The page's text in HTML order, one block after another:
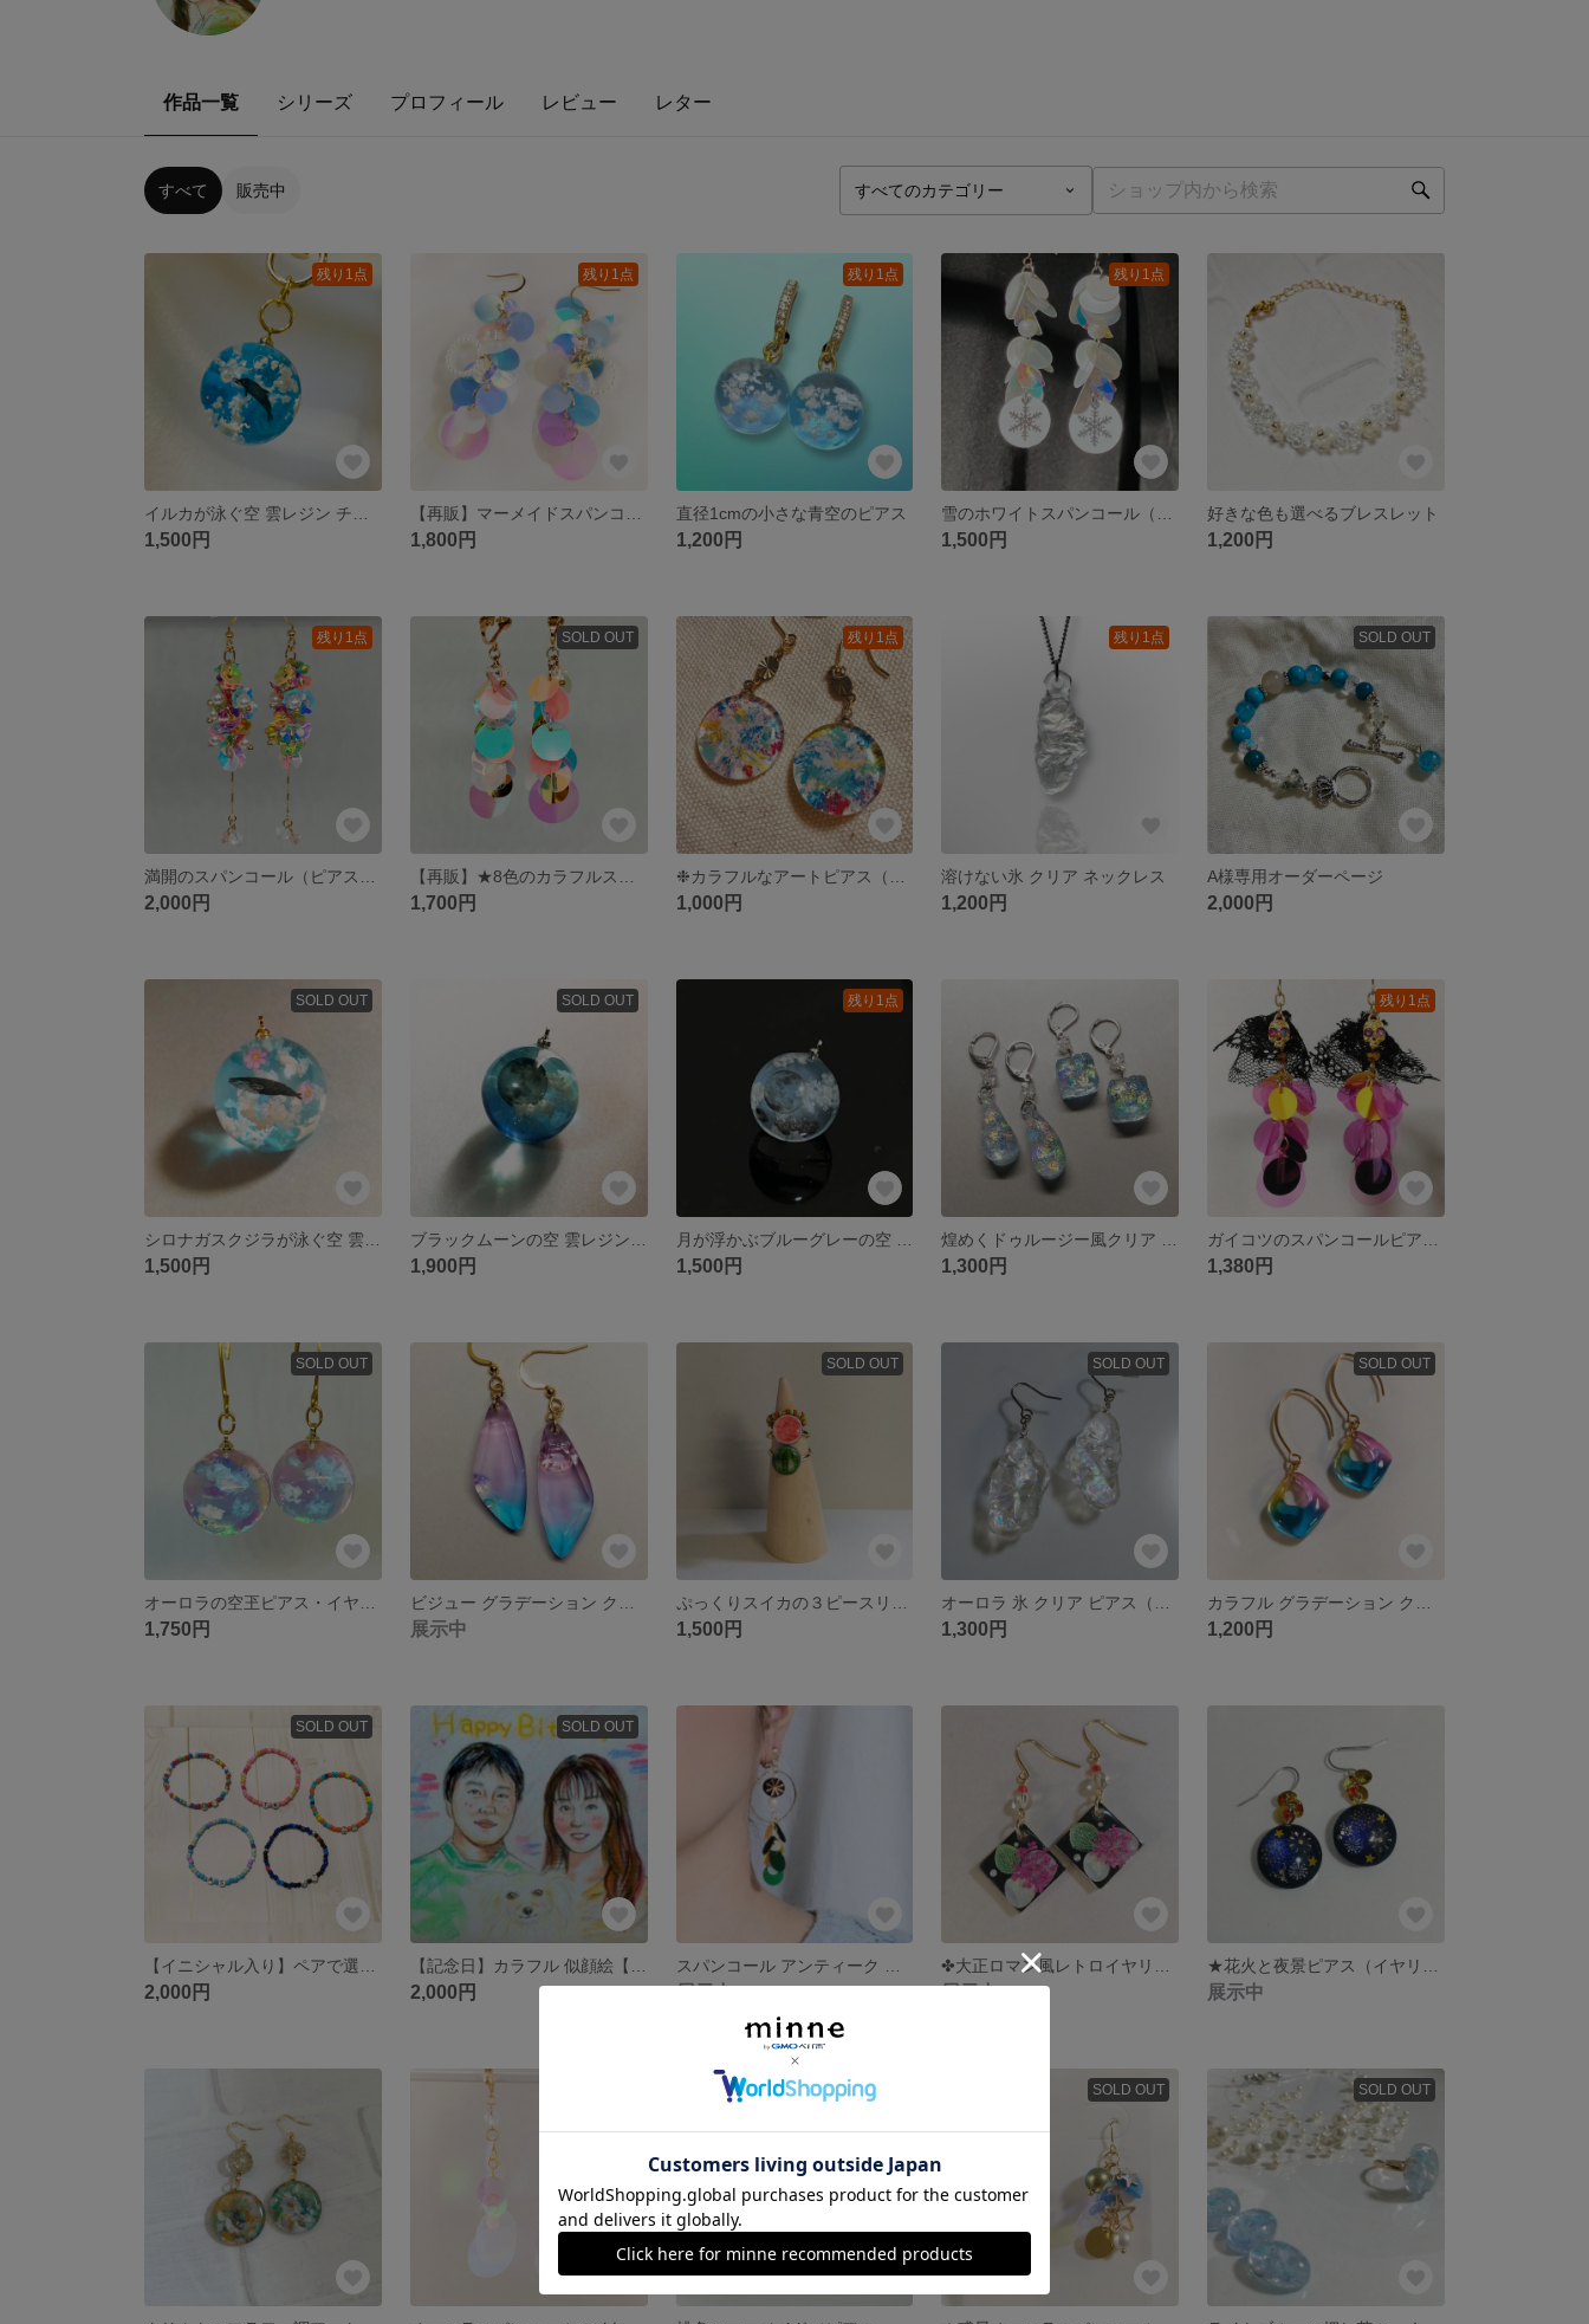
作品一覧 シリーズ プロフィール レビュー レター
すべて 販売中
残り1点
1,500円
残り1点
1,800円
残り1点
直径1cmの小さな青空のピアス
1,200円
残り1点
1,500円
好きな色も選べるブレスレット
1,200円
残り1点
2,000円
SOLD OUT
1,700円
残り1点
1,000円
残り1点
溶けない氷 クリア ネックレス
1,200円
SOLD OUT
A様専用オーダーページ
2,000円
SOLD OUT
1,500円
SOLD OUT
1,900円
残り1点
1,500円 1,300円
残り1点
1,380円
SOLD OUT
1,750円 展示中
SOLD OUT
1,500円
SOLD OUT
1,300円
SOLD OUT
1,200円
SOLD OUT
2,000円
SOLD OUT
2,000円 展示中 展示中 展示中
SOLD OUT SOLD OUT SOLD OUT